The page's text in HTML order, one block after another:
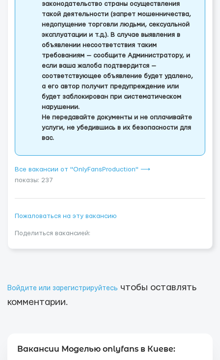
законодательство страны осуществления
такой деятельности (запрет мошенничества,
недопущение торговли людьми, сексуальной
эксплуатации и т.д.). В случае выявления в
объявлении несоответствия таким
требованиям — сообщите Администратору, и
если ваша жалоба подтвердится —
соответствующее объявление будет удалено,
а его автор получит предупреждение или
будет заблокирован при систематическом
нарушении.
Не передавайте документы и не оплачивайте
услуги, не убедившись в их безопасности для
вас.
Все вакансии от "OnlyFansProduction" ⟶
показы: 237
Пожаловаться на эту вакансию
Поделиться вакансией:
Войдите или зарегистрируйтесь чтобы оставлять
комментарии.
Вакансии Моделью onlyfans в Киеве: